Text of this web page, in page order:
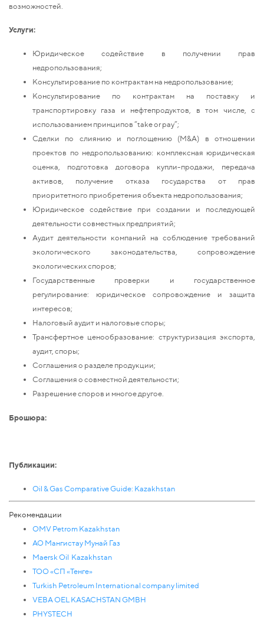
возможностей.
Услуги:
Юридическое содействие в получении прав
недропользования;
Консультирование по контрактам на недропользование;
Консультирование по контрактам на поставку и
транспортировку газа и нефтепродуктов, в том числе, с
использованием принципов “take or pay”;
Сделки по слиянию и поглощению (M&A) в отношении
проектов по недропользованию: комплексная юридическая
оценка, подготовка договора купли-продажи, передача
активов, получение отказа государства от прав
приоритетного приобретения объекта недропользования;
Юридическое содействие при создании и последующей
деятельности совместных предприятий;
Аудит деятельности компаний на соблюдение требований
экологического законодательства, сопровождение
экологических споров;
Государственные проверки и государственное
регулирование: юридическое сопровождение и защита
интересов;
Налоговый аудит и налоговые споры;
Трансфертное ценообразование: структуризация экспорта,
аудит, споры;
Соглашения о разделе продукции;
Соглашения о совместной деятельности;
Разрешение споров и многое другое.
Брошюра:
Публикации:
Oil & Gas Comparative Guide: Kazakhstan
Рекомендации
OMV Petrom Kazakhstan
АО Мангистау Мунай Газ
Maersk Oil Kazakhstan
ТОО «СП «Тенге»
Turkish Petroleum International company limited
VEBA OEL KASACHSTAN GMBH
PHYSTECH